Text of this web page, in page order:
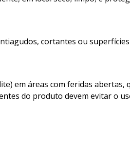
cortantes ou
em áreas com feridas abertas,
do produto devem evitar o